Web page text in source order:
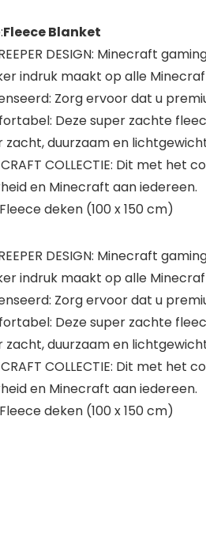
Fleece Blanket
DESIGN: Minecraft
indruk maakt op alle
Zorg ervoor dat u
Deze super zachte
zacht, duurzaam en
COLLECTIE: Dit met
en Minecraft aan iedereen.
Fleece deken (100 x 150 cm)
DESIGN: Minecraft
indruk maakt op alle
Zorg ervoor dat u
Deze super zachte
zacht, duurzaam en
COLLECTIE: Dit met
en Minecraft aan iedereen.
Fleece deken (100 x 150 cm)